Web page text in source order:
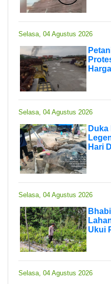
Selasa, 04 Agustus 2026
Selasa, 04 Agustus 2026
Hari
Selasa, 04 Agustus 2026
Ukui
Selasa, 04 Agustus 2026